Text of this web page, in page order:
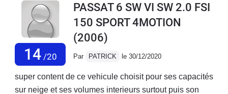
consommation très raisonnable. Peu
d'incidents à souligner en maintenant
298000km: le classique étrier de frein
voyant pollution qui s'allume de façon
intempestive mais facilement réparé
manoeuvrer qu'on en oublierait
presque qu'elle est si longue. Niveau
consommation, c'est bien sûr sur
apprécie très vite la largesse et la
distance entre les passagers à l'avant,
14/20
PASSAT 6 SW VI SW 2.0 FSI
150 SPORT 4MOTION
(2006)
Par PATRICK le 30/12/2020
super content de ce vehicule choisit pour ses capacités
sur neige et ses volumes interieurs surtout puis son